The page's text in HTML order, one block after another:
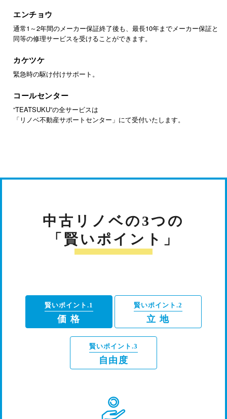
エンチョウ
通常1～2年間のメーカー保証終了後も、最長10年までメーカー保証と
同等の修理サービスを受けることができます。
カケツケ
緊急時の駆け付けサポート。
コールセンター
“TEATSUKU”の全サービスは
「リノベ不動産サポートセンター」にて受付いたします。
中古リノベの3つの
「賢いポイント」
賢いポイント.1
価 格
賢いポイント.2
立 地
賢いポイント.3
自由度